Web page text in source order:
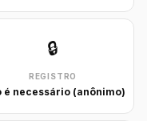
🔒
REGISTRO
é necessário (anônimo)